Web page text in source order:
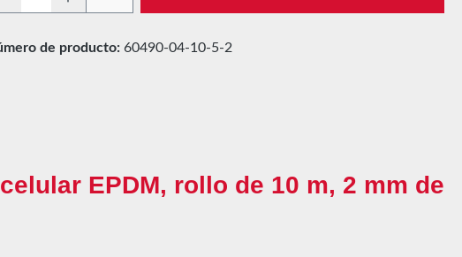
de producto: 60490-04-10-5-2
EPDM, rollo de 10 m, 2 mm de